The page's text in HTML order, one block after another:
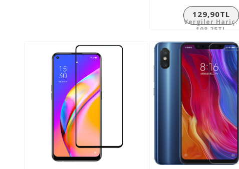
129,90TL
Vergiler Hariç:
108,25TL